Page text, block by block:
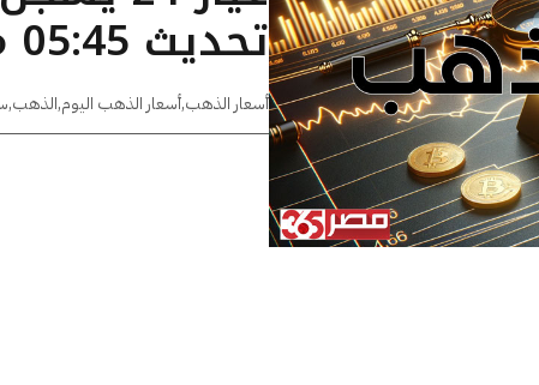
تحديث 05:45 مساءًا
أسعار الذهب,أسعار الذهب اليوم,الذهب,